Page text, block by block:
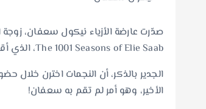
صدّرت عارضة الأزياء نيكول سعفان، زوجة
The 1001 Seasons of Elie Saab، الذي أقيم في الرياض ضمن فعاليات موسم الرياض 2024.
الجدير بالذكر، أن النجمات اخترن
الأخير، وهو أمر لم تقم به سعفان!